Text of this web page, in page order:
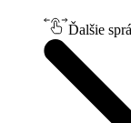
Ďalšie